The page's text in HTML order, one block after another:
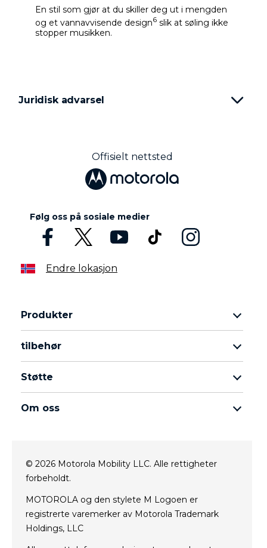
En stil som gjør at du skiller deg ut i mengden
og et vannavvisende design6 slik at søling ikke
stopper musikken.
Juridisk advarsel
Offisielt nettsted
Følg oss på sosiale medier
Endre lokasjon
Produkter
Moto G Familie
thinkphone 25 by motorola
tilbehør
moto tag
Støtte
Repair Status
Rescue and Smart Assistant Tool
Om oss
Salgsvilkår
Vilkår for bruk
Nettside personvern
Innovasjon
Careers
© 2026 Motorola Mobility LLC. Alle rettigheter
forbeholdt.
MOTOROLA og den stylete M Logoen er
registrerte varemerker av Motorola Trademark
Holdings, LLC